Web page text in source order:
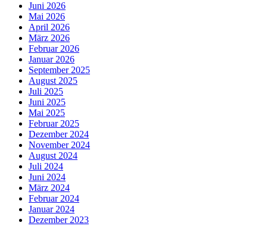
Juni 2026
Mai 2026
April 2026
März 2026
Februar 2026
Januar 2026
September 2025
August 2025
Juli 2025
Juni 2025
Mai 2025
Februar 2025
Dezember 2024
November 2024
August 2024
Juli 2024
Juni 2024
März 2024
Februar 2024
Januar 2024
Dezember 2023